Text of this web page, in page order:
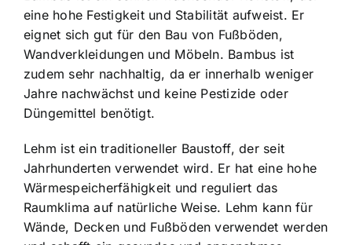
eine hohe Festigkeit und Stabilität aufweist. Er
eignet sich gut für den Bau von Fußböden,
Wandverkleidungen und Möbeln. Bambus ist
zudem sehr nachhaltig, da er innerhalb weniger
Jahre nachwächst und keine Pestizide oder
Düngemittel benötigt.
Lehm ist ein traditioneller Baustoff, der seit
Jahrhunderten verwendet wird. Er hat eine hohe
Wärmespeicherfähigkeit und reguliert das
Raumklima auf natürliche Weise. Lehm kann für
Wände, Decken und Fußböden verwendet werden